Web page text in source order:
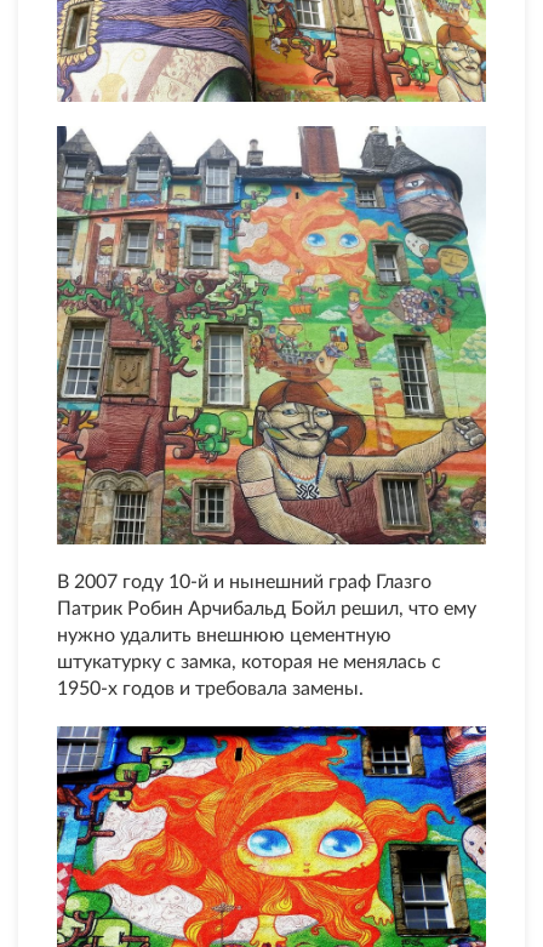
В 2007 году 10-й и нынешний граф Глазго
Патрик Робин Арчибальд Бойл решил, что ему
нужно удалить внешнюю цементную
штукатурку с замка, которая не менялась с
1950-х годов и требовала замены.